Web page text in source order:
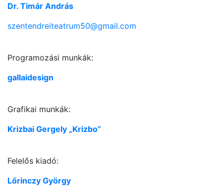
Dr. Timár András
szentendreiteatrum50@gmail.com
Programozási munkák:
gallaidesign
Grafikai munkák:
Krizbai Gergely „Krizbo”
Felelős kiadó:
Lőrinczy György